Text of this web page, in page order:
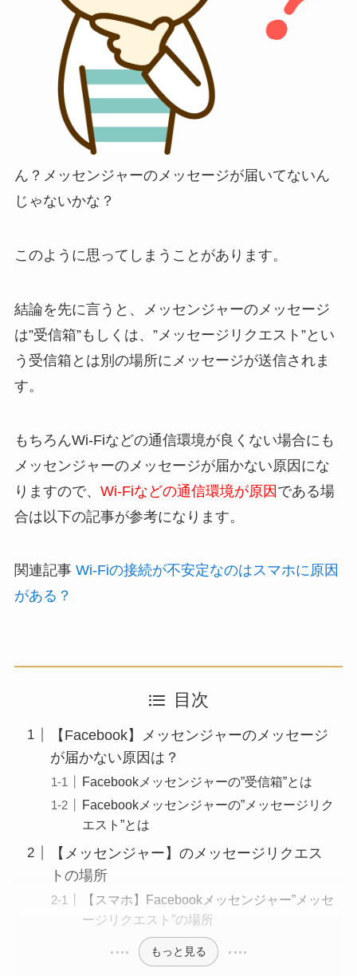
ん？メッセンジャーのメッセージが届いてないん
じゃないかな？
このように思ってしまうことがあります。
結論を先に言うと、メッセンジャーのメッセージ
は”受信箱”もしくは、”メッセージリクエスト”とい
う受信箱とは別の場所にメッセージが送信されま
す。
もちろんWi-Fiなどの通信環境が良くない場合にも
メッセンジャーのメッセージが届かない原因にな
りますので、 Wi-Fiなどの通信環境が原因 である場
合は以下の記事が参考になります。
関連記事 Wi-Fiの接続が不安定なのはスマホに原因
がある？
目次
【Facebook】メッセンジャーのメッセージ
が届かない原因は？
Facebookメッセンジャーの”受信箱”とは
Facebookメッセンジャーの”メッセージリク
エスト”とは
【メッセンジャー】のメッセージリクエス
トの場所
【スマホ】Facebookメッセンジャー”メッセ
ージリクエスト”の場所
もっと見る